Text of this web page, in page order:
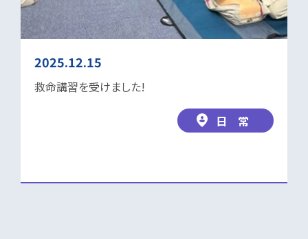
2025.12.15
救命講習を受けました!
日 常